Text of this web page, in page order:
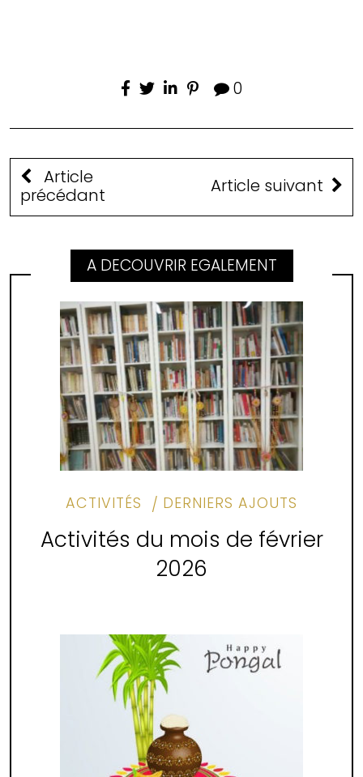
0
Article
précédant
Article suivant
A DECOUVRIR EGALEMENT
ACTIVITÉS DERNIERS AJOUTS
Activités du mois de février
2026